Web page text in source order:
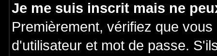
Je me suis inscrit mais ne
Premièrement, vérifiez que
d'utilisateur et mot de passe.